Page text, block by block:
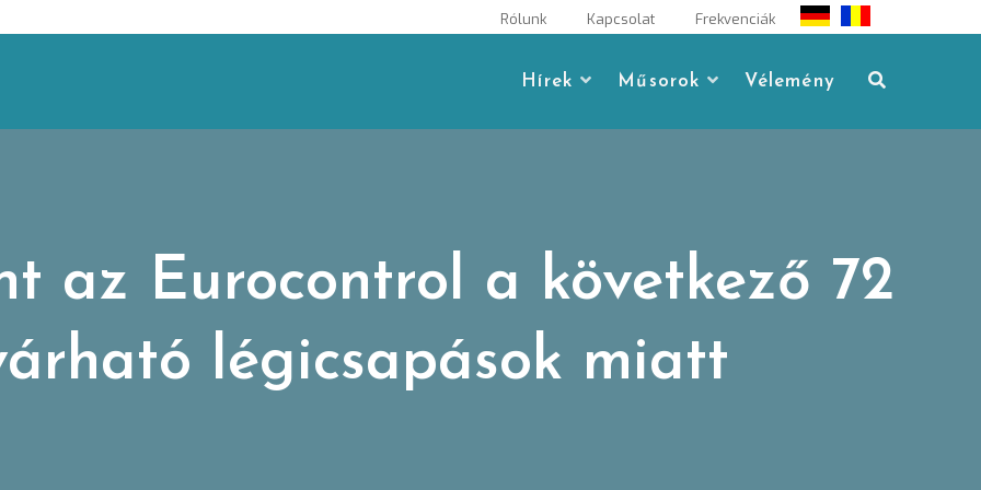
Rólunk Kapcsolat Frekvenciák
Hírek Műsorok Vélemény
az Eurocontrol a következő 72
légicsapások miatt